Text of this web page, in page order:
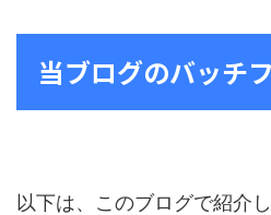
当ブログのバッチ
以下は、このブログで紹介